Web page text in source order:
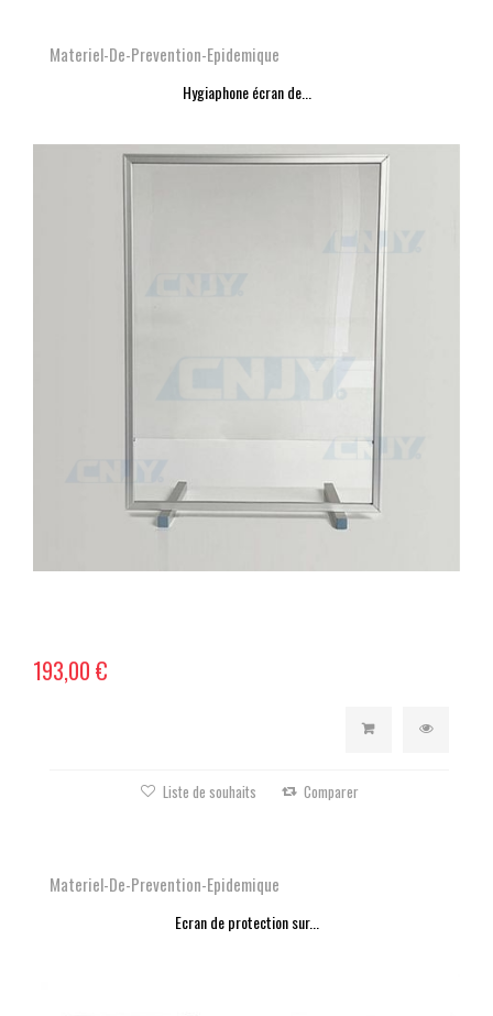
Materiel-De-Prevention-Epidemique
Hygiaphone écran de...
193,00 €
Liste de souhaits Comparer
Materiel-De-Prevention-Epidemique
Ecran de protection sur...